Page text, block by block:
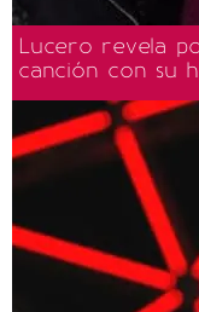
Lucero revela
canción con su